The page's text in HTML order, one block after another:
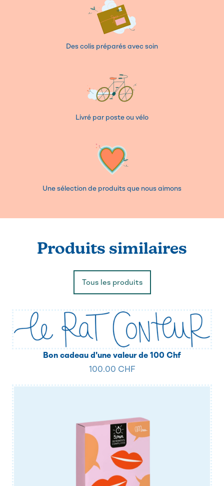
Des colis préparés avec soin
Livré par poste ou vélo
Une sélection de produits que nous aimons
Produits similaires
Tous les produits
Bon cadeau d'une valeur de 100 Chf
100.00 CHF